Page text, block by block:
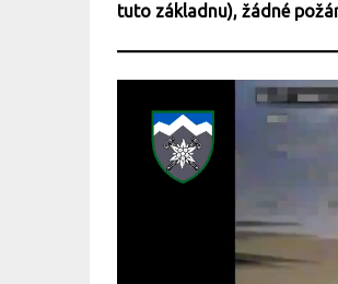
tuto základnu), žádné